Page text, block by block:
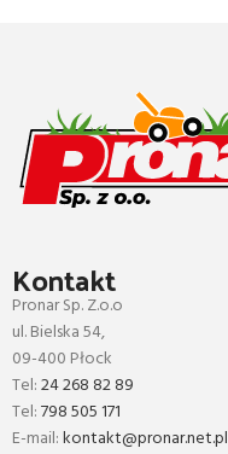
Kontakt
Pronar Sp. Z.o.o
ul. Bielska 54,
09-400 Płock
Tel:24 268 82 89
Tel:798 505 171
E-mail:kontakt@pronar.net.pl